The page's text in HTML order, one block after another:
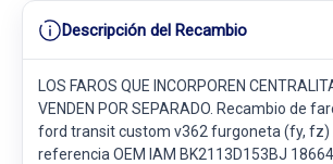
Descripción del Recambio
LOS FAROS QUE INCORPOREN
VENDEN POR SEPARADO. Recambio de
ford transit custom v362 furgoneta (fy, fz)
referencia OEM IAM BK2113D153BJ